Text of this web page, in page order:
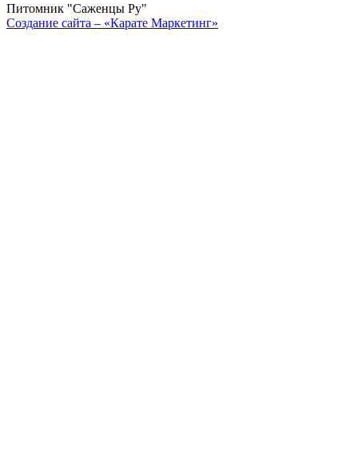
Питомник "Саженцы Ру"
Создание сайта – «Карате Маркетинг»